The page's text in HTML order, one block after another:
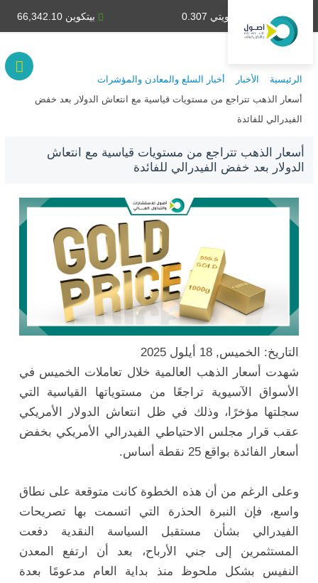
بيتكوين 66,342.10 دينار كويتي 0.307
الرئيسية الأخبار
أخبار السلع والمعادن والمؤشرات
أسعار الذهب تتراجع من مستويات قياسية مع انتعاش الدولار بعد خفض
الفيدرالي للفائدة
أسعار الذهب تتراجع من مستويات قياسية مع انتعاش
الدولار بعد خفض الفيدرالي للفائدة
التاريخ: الخميس, 18 أيلول 2025
شهدت أسعار الذهب العالمية خلال تعاملات الخميس في
الأسواق الآسيوية تراجعًا من مستوياتها القياسية التي
سجلتها مؤخرًا، وذلك في ظل انتعاش الدولار الأمريكي
عقب قرار مجلس الاحتياطي الفيدرالي الأمريكي بخفض
أسعار الفائدة بواقع 25 نقطة أساس.
وعلى الرغم من أن هذه الخطوة كانت متوقعة على نطاق
واسع، فإن النبرة الحذرة التي اتسمت بها تصريحات
الفيدرالي بشأن مستقبل السياسة النقدية دفعت
المستثمرين إلى جني الأرباح، بعد أن ارتفع المعدن
النفيس بشكل ملحوظ منذ بداية العام مدعومًا بعدة